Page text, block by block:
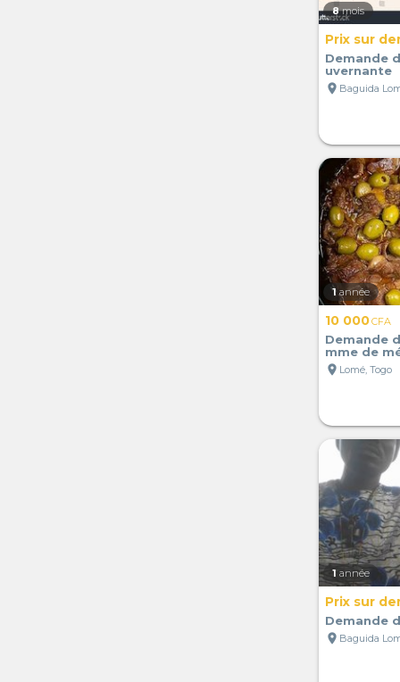
8 mois
Prix sur
Demande
uvernante
location_on Baguida
1 année
10 000CFA
Demande
mme de
location_on Lomé, Togo
1 année
Prix sur
Demande
location_on Baguida